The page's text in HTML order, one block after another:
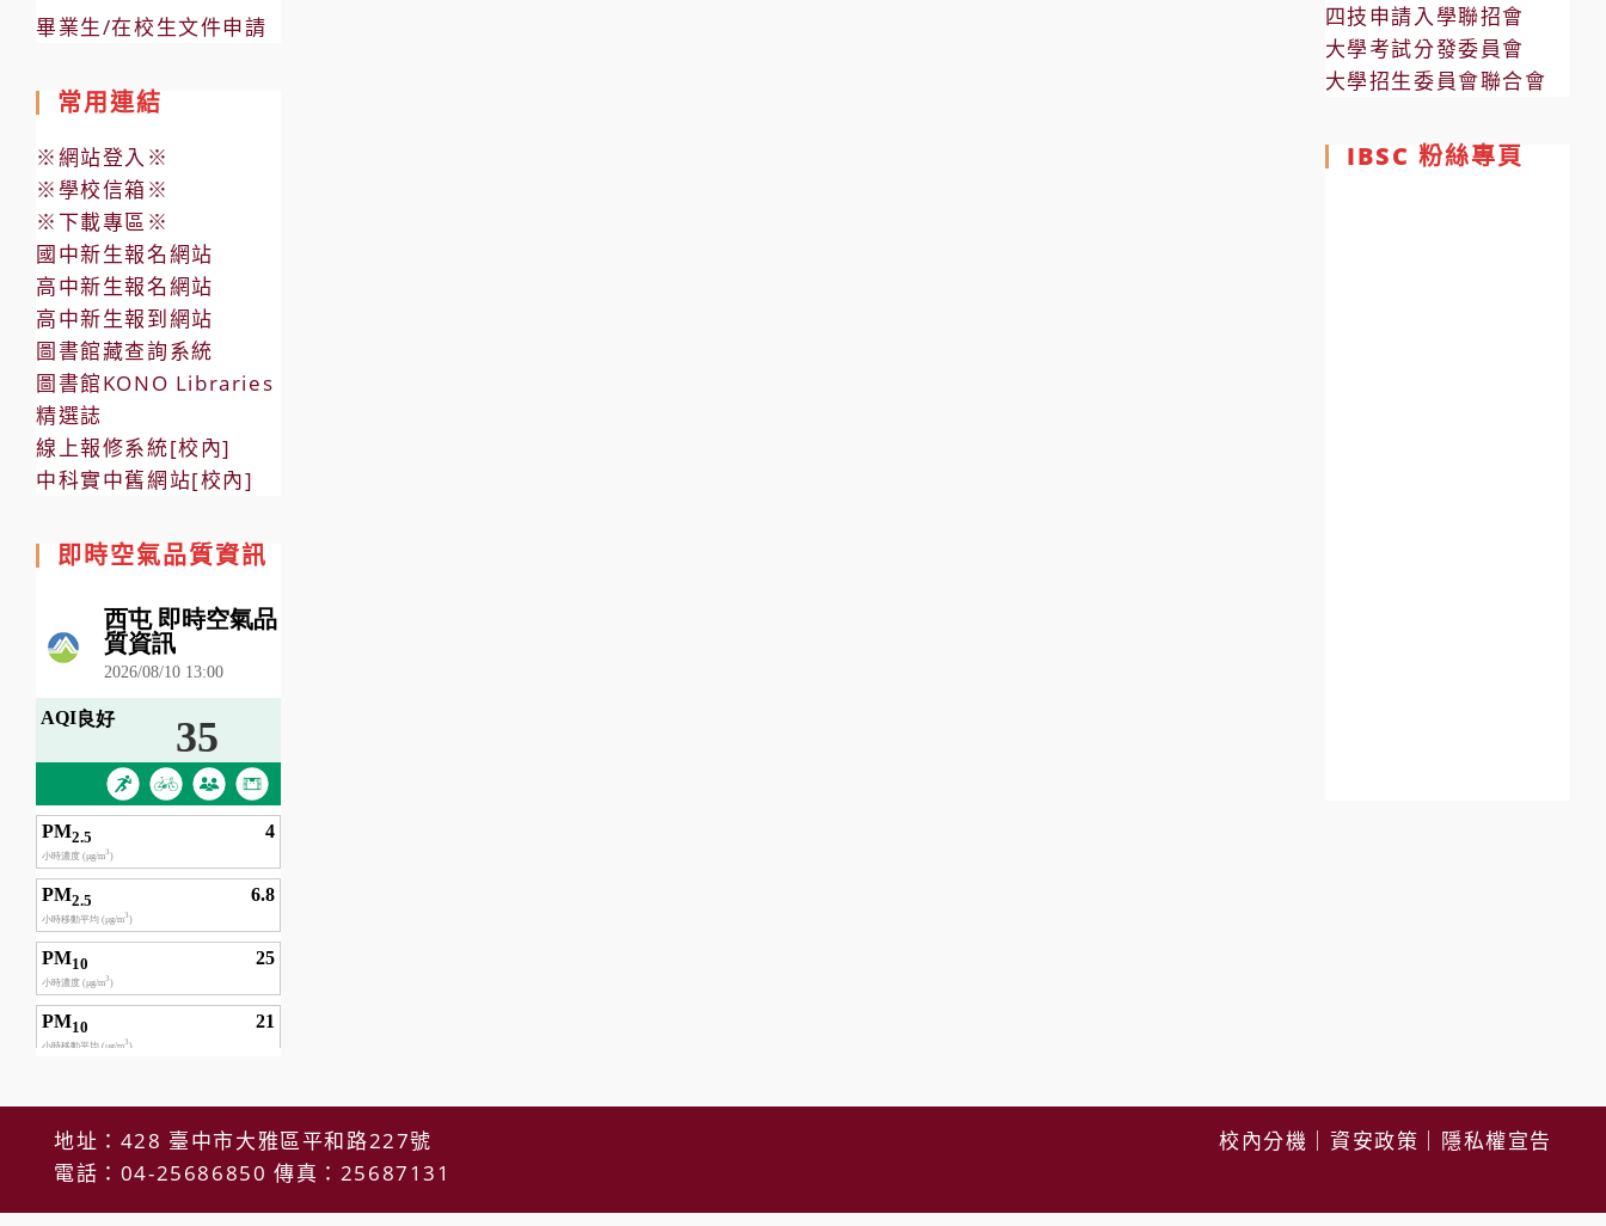
畢業生/在校生文件申請
常用連結
※網站登入※
※學校信箱※
※下載專區※
國中新生報名網站
高中新生報名網站
高中新生報到網站
圖書館藏查詢系統
圖書館KONO Libraries
精選誌
線上報修系統[校內]
中科實中舊網站[校內]
即時空氣品質資訊
四技申請入學聯招會
大學考試分發委員會
大學招生委員會聯合會
IBSC 粉絲專頁
地址：428 臺中市大雅區平和路227號
電話：04-25686850 傳真：25687131
校內分機 資安政策 隱私權宣告